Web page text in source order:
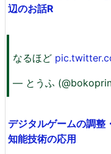
辺のお話R
なるほど
— とうふ
デジタルゲームの調整
知能技術の応用